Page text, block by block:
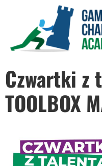
Czwartki z
TOOLBOX